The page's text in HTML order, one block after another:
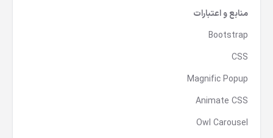
منابع و اعتبارات
Bootstrap
CSS
Magnific Popup
Animate CSS
Owl Carousel